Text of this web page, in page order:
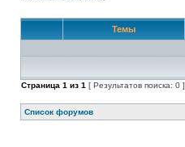
Темы
Страница 1 из 1 [ Результатов поиска: 0 ]
Список форумов